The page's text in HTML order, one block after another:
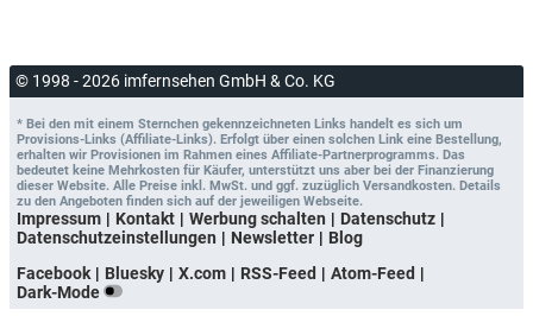
© 1998 - 2026 imfernsehen GmbH & Co. KG
* Bei den mit einem Sternchen gekennzeichneten Links handelt es sich um
Provisions-Links (Affiliate-Links). Erfolgt über einen solchen Link eine Bestellung,
erhalten wir Provisionen im Rahmen eines Affiliate-Partnerprogramms. Das
bedeutet keine Mehrkosten für Käufer, unterstützt uns aber bei der Finanzierung
dieser Website. Alle Preise inkl. MwSt. und ggf. zuzüglich Versandkosten. Details
zu den Angeboten finden sich auf der jeweiligen Webseite.
Impressum Kontakt Werbung schalten
Datenschutz
Datenschutzeinstellungen
Newsletter
Blog
Facebook
Bluesky X.com RSS-Feed
Atom-Feed
Dark-Mode